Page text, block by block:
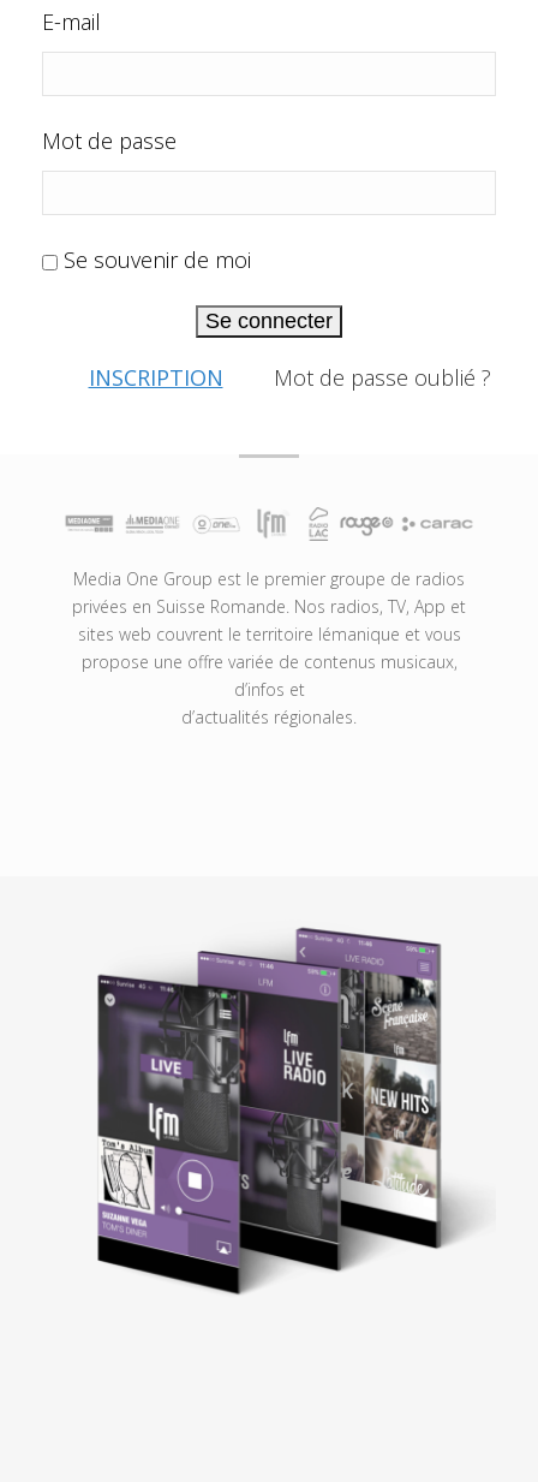
E-mail
Mot de passe
Se souvenir de moi
Se connecter
INSCRIPTION Mot de passe oublié ?
Media One Group est le premier groupe de radios
privées en Suisse Romande. Nos radios, TV, App et
sites web couvrent le territoire lémanique et vous
propose une offre variée de contenus musicaux,
d’infos et
d’actualités régionales.